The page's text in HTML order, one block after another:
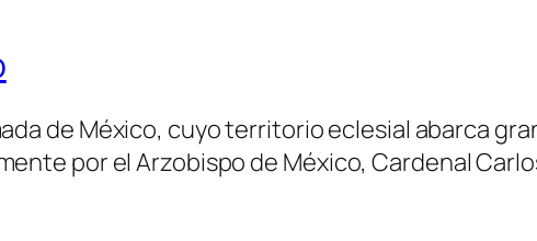
de México, cuyo territorio eclesial abarca
por el Arzobispo de México, Cardenal